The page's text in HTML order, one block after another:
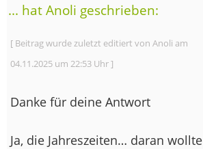
... hat Anoli geschrieben:
[ Beitrag wurde zuletzt editiert von Anoli am
04.11.2025 um 22:53 Uhr ]
Danke für deine Antwort
Ja, die Jahreszeiten… daran wollte